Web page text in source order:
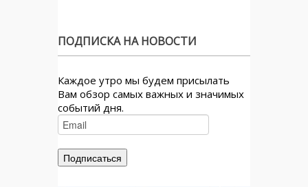
ПОДПИСКА НА НОВОСТИ
Каждое утро мы будем присылать
Вам обзор самых важных и значимых
событий дня.